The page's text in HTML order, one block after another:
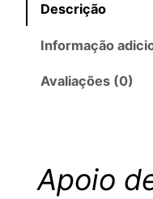
Descrição
Informação
Avaliações (0)
Apoio